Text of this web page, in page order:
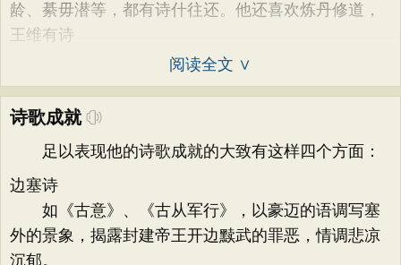
龄、綦毋潜等，都有诗什往还。他还喜欢炼丹修道，
王维有诗
阅读全文 ∨
诗歌成就
足以表现他的诗歌成就的大致有这样四个方面：
边塞诗
如《古意》、《古从军行》，以豪迈的语调写塞
外的景象，揭露封建帝王开边黩武的罪恶，情调悲凉
沉郁。